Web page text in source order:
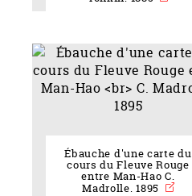
Ébauche d'une carte du
cours du Fleuve Rouge
entre Man-Hao C.
Madrolle. 1895